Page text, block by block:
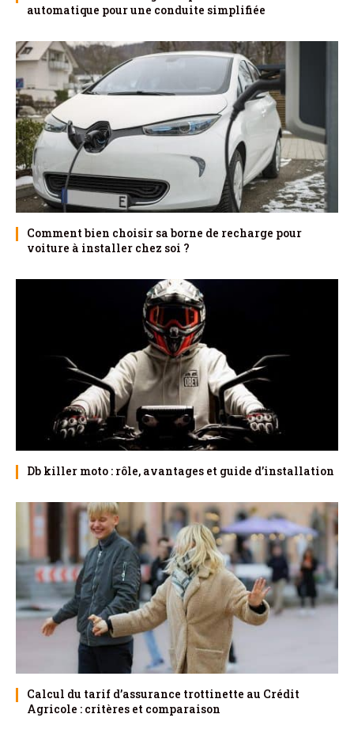
automatique pour une conduite simplifiée
Comment bien choisir sa borne de recharge pour
voiture à installer chez soi ?
Db killer moto : rôle, avantages et guide d’installation
Calcul du tarif d’assurance trottinette au Crédit
Agricole : critères et comparaison